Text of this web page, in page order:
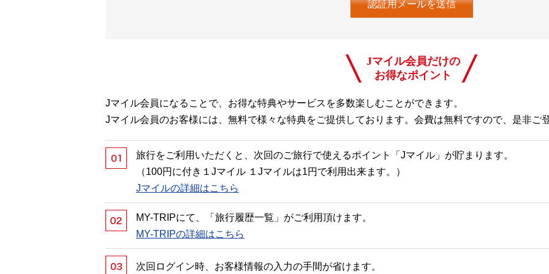
Jマイル会員だけの
お得なポイント
Jマイル会員になることで、お得な特典やサービスを多数楽しむことができます。
Jマイル会員のお客様には、無料で様々な特典をご提供しております。会費は無料ですので、是非ご
旅行をご利用いただくと、次回のご旅行で使えるポイント「Jマイル」が貯まります。
（100円に付き１Jマイル １Jマイルは1円で利用出来ます。）
Jマイルの詳細はこちら
MY-TRIPにて、「旅行履歴一覧」がご利用頂けます。
MY-TRIPの詳細はこちら
次回ログイン時、お客様情報の入力の手間が省けます。